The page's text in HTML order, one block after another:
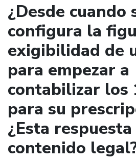
¿Desde cuando
configura la
exigibilidad de
para empezar a
contabilizar los
para su
¿Esta
contenido